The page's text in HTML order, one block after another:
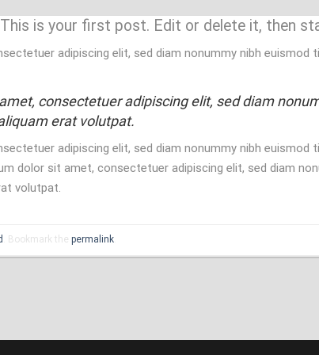
is your first post. Edit or delete it, then
adipiscing elit, sed diam nonummy nibh euismod
consectetuer adipiscing elit, sed diam
erat volutpat.
adipiscing elit, sed diam nonummy nibh euismod
dolor sit amet, consectetuer adipiscing elit, sed diam
volutpat.
. Bookmark the permalink